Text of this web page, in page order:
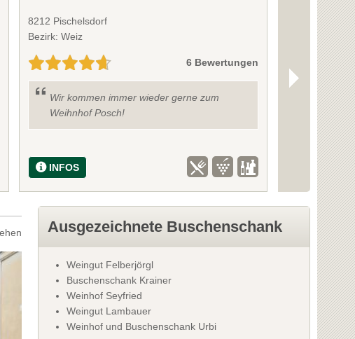
8212 Pischelsdorf
Bezirk: Weiz
6 Bewertungen
Wir kommen immer wieder gerne zum
Weihnhof Posch!
INFOS
8225 Pöllau
Bezirk:
waren
essen
INFOS
Ausgezeichnete Buschenschank
Weingut Felberjörgl
Buschenschank Krainer
Weinhof Seyfried
Weingut Lambauer
Weinhof und Buschenschank Urbi